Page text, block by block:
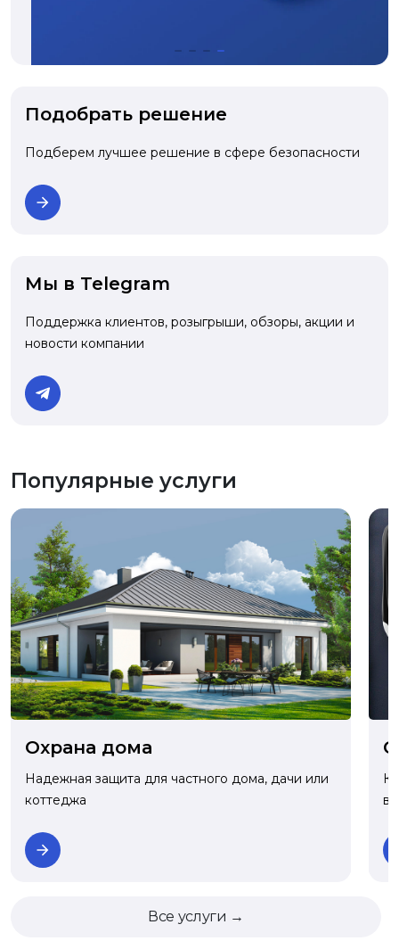
Подобрать решение
Подберем лучшее решение в сфере безопасности
Мы в Telegram
Поддержка клиентов, розыгрыши, обзоры, акции и
новости компании
Популярные услуги
Охрана дома
Надежная защита для частного дома, дачи или
коттеджа
Все услуги →